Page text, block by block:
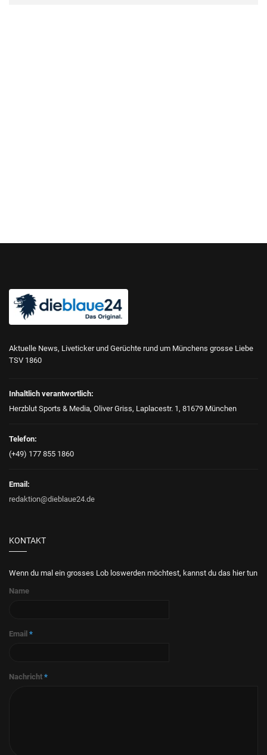
Aktuelle News, Liveticker und Gerüchte rund um Münchens grosse Liebe
TSV 1860
Inhaltlich verantwortlich:
Herzblut Sports & Media, Oliver Griss, Laplacestr. 1, 81679 München
Telefon:
(+49) 177 855 1860
Email:
redaktion@dieblaue24.de
KONTAKT
Wenn du mal ein grosses Lob loswerden möchtest, kannst du das hier tun
Name
Email *
Nachricht *